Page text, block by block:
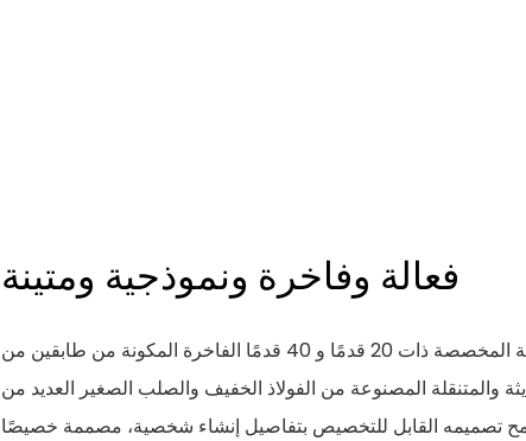
فعالة وفاخرة ونموذجية ومتينة
توفر المنازل الريفية المخصصة ذات 20 قدمًا و 40 قدمًا الفاخرة المكونة من طابقين من
والمتنقلة المصنوعة من الفولاذ الخفيف والصلب الصغير العديد من
تصميمه القابل للتخصيص بتفاصيل إنشاء شخصية، مصممة خصيصًا